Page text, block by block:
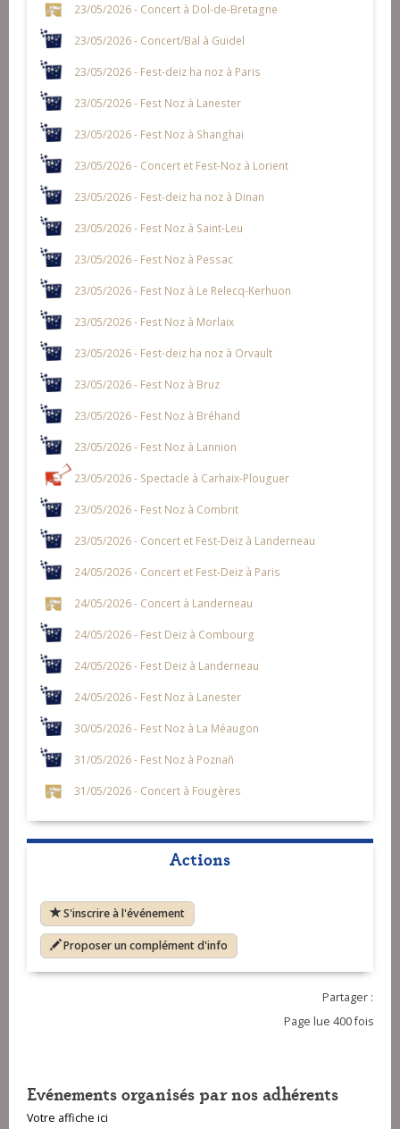
23/05/2026 - Concert à Dol-de-Bretagne
23/05/2026 - Concert/Bal à Guidel
23/05/2026 - Fest-deiz ha noz à Paris
23/05/2026 - Fest Noz à Lanester
23/05/2026 - Fest Noz à Shanghai
23/05/2026 - Concert et Fest-Noz à Lorient
23/05/2026 - Fest-deiz ha noz à Dinan
23/05/2026 - Fest Noz à Saint-Leu
23/05/2026 - Fest Noz à Pessac
23/05/2026 - Fest Noz à Le Relecq-Kerhuon
23/05/2026 - Fest Noz à Morlaix
23/05/2026 - Fest-deiz ha noz à Orvault
23/05/2026 - Fest Noz à Bruz
23/05/2026 - Fest Noz à Bréhand
23/05/2026 - Fest Noz à Lannion
23/05/2026 - Spectacle à Carhaix-Plouguer
23/05/2026 - Fest Noz à Combrit
23/05/2026 - Concert et Fest-Deiz à Landerneau
24/05/2026 - Concert et Fest-Deiz à Paris
24/05/2026 - Concert à Landerneau
24/05/2026 - Fest Deiz à Combourg
24/05/2026 - Fest Deiz à Landerneau
24/05/2026 - Fest Noz à Lanester
30/05/2026 - Fest Noz à La Méaugon
31/05/2026 - Fest Noz à Poznañ
31/05/2026 - Concert à Fougères
Actions
S'inscrire à l'événement
Proposer un complément d'info
Partager :
Page lue 400 fois
Evénements organisés par nos adhérents
Votre affiche ici